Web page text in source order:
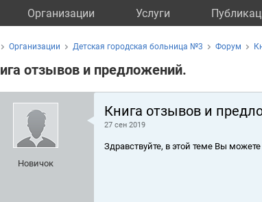
Организации Услуги
Организации Детская городская больница №3 Форум
отзывов и предложений.
Новичок
Книга отзывов и
27 сен 2019
Здравствуйте, в этой теме Вы